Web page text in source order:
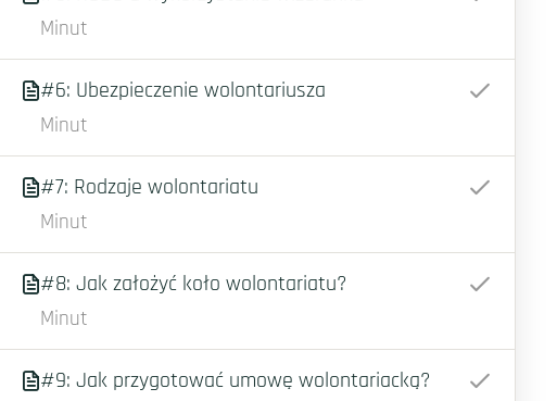
Minut
#6: Ubezpieczenie wolontariusza
Minut
#7: Rodzaje wolontariatu
Minut
#8: Jak założyć koło wolontariatu?
Minut
#9: Jak przygotować umowę wolontariacką?